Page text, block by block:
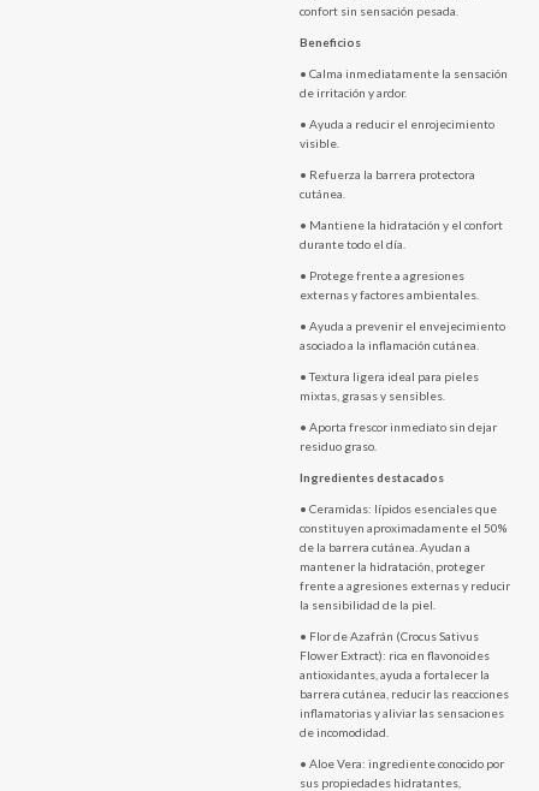
confort sin sensación pesada.
Beneficios
• Calma inmediatamente la sensación
de irritación y ardor.
• Ayuda a reducir el enrojecimiento
visible.
• Refuerza la barrera protectora
cutánea.
• Mantiene la hidratación y el confort
durante todo el día.
• Protege frente a agresiones
externas y factores ambientales.
• Ayuda a prevenir el envejecimiento
asociado a la inflamación cutánea.
• Textura ligera ideal para pieles
mixtas, grasas y sensibles.
• Aporta frescor inmediato sin dejar
residuo graso.
Ingredientes destacados
• Ceramidas: lípidos esenciales que
constituyen aproximadamente el 50%
de la barrera cutánea. Ayudan a
mantener la hidratación, proteger
frente a agresiones externas y reducir
la sensibilidad de la piel.
• Flor de Azafrán (Crocus Sativus
Flower Extract): rica en flavonoides
antioxidantes, ayuda a fortalecer la
barrera cutánea, reducir las reacciones
inflamatorias y aliviar las sensaciones
de incomodidad.
• Aloe Vera: ingrediente conocido por
sus propiedades hidratantes,